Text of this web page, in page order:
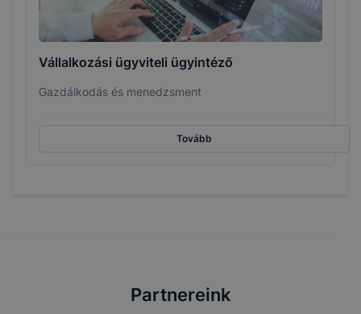
Vállalkozási ügyviteli ügyintéző
Gazdálkodás és menedzsment
Tovább
Partnereink